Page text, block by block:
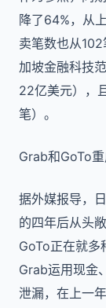
降了64%，从
卖笔数也从
加坡金融科技
22亿美元），
笔）。
Grab和GoTo重
据外媒报导，
的四年后从头
GoTo正在就
Grab运用现金
泄漏，在上一